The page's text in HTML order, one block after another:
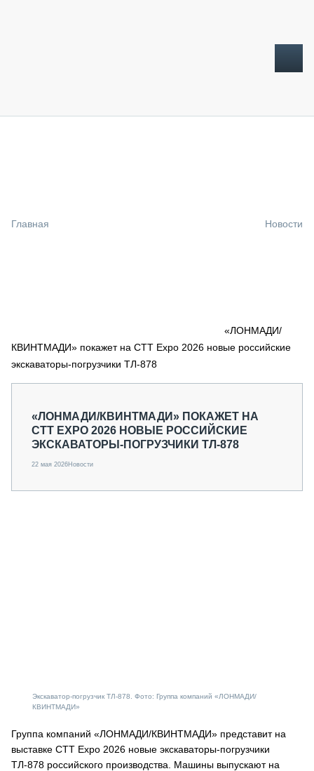
СПЕЦПРОЕКТЫ
МЕРОПРИЯТИЯ
СТАТЬИ ПО КАТЕГОРИЯМ ТЕХНИКИ
Главная Новости
«ЛОНМАДИ/
КВИНТМАДИ» покажет на CTT Expo 2026 новые российские
экскаваторы-погрузчики ТЛ-878
«ЛОНМАДИ/КВИНТМАДИ» ПОКАЖЕТ НА
CTT EXPO 2026 НОВЫЕ РОССИЙСКИЕ
ЭКСКАВАТОРЫ-ПОГРУЗЧИКИ ТЛ-878
22 мая 2026Новости
Экскаватор-погрузчик ТЛ-878. Фото: Группа компаний «ЛОНМАДИ/
КВИНТМАДИ»
Группа компаний «ЛОНМАДИ/КВИНТМАДИ» представит на
выставке CTT Expo 2026 новые экскаваторы-погрузчики
ТЛ-878 российского производства. Машины выпускают на